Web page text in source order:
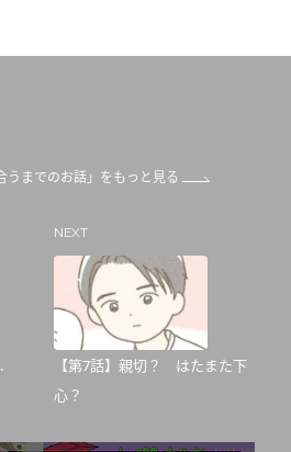
うまでのお話」をもっと見る
NEXT
【第7話】親切？ はたまた下
心？